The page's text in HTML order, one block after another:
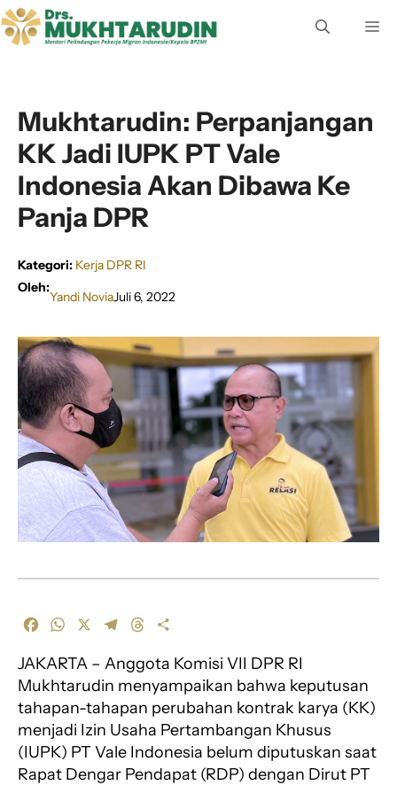
Langsung
ke
Mukhtarudin: Perpanjangan
KK Jadi IUPK PT Vale
Indonesia Akan Dibawa Ke
Panja DPR
Kategori: Kerja DPR RI
Oleh:
Yandi NoviaJuli 6, 2022
c
e
b
o
k
W
a
t
s
A
p
p
l
e
g
r
a
m
r
e
a
d
s
a
r
e
JAKARTA – Anggota Komisi VII DPR RI
Mukhtarudin menyampaikan bahwa keputusan
tahapan-tahapan perubahan kontrak karya (KK)
menjadi Izin Usaha Pertambangan Khusus
(IUPK) PT Vale Indonesia belum diputuskan saat
Rapat Dengar Pendapat (RDP) dengan Dirut PT